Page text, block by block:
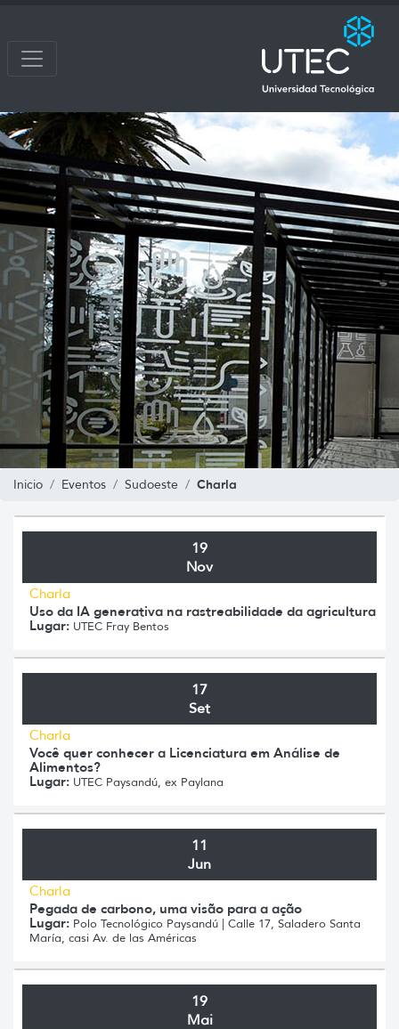
Inicio Eventos Sudoeste Charla
19
Nov
Charla
Uso da IA generativa na rastreabilidade da agricultura
Lugar: UTEC Fray Bentos
17
Set
Charla
Você quer conhecer a Licenciatura em Análise de
Alimentos?
Lugar: UTEC Paysandú, ex Paylana
11
Jun
Charla
Pegada de carbono, uma visão para a ação
Lugar: Polo Tecnológico Paysandú | Calle 17, Saladero Santa
María, casi Av. de las Américas
19
Mai